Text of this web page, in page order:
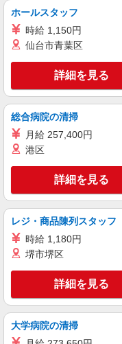
【ソ
時
残業
+゜・
万円支給(規定有) お
ィブ支給(規定有) ★月
有）★
三
キープ
紹介予定派遣
株式会社シエロ
時
残業代
+゜・
万円支給(規定有) お
ィブ支給(規定有) ★
有）★
三
キープ
紹介予定派遣
スマ
月
間6か
ホールスタッフ
時給 1,150円
仙台市青葉区
詳細を見る
総合病院の清掃
月給 257,400円
港区
詳細を見る
レジ・商品陳列スタッフ
時給 1,180円
堺市堺区
詳細を見る
大学病院の清掃